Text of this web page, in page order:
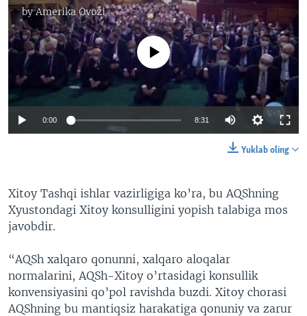
byAmerika Ovozi
No media source currently available
0:00 8:31
Yuklab oling
Xitoy Tashqi ishlar vazirligiga ko’ra, bu AQShning
Xyustondagi Xitoy konsulligini yopish talabiga mos
javobdir.
“AQSh xalqaro qonunni, xalqaro aloqalar
normalarini, AQSh-Xitoy o’rtasidagi konsullik
konvensiyasini qo’pol ravishda buzdi. Xitoy chorasi
AQShning bu mantiqsiz harakatiga qonuniy va zarur